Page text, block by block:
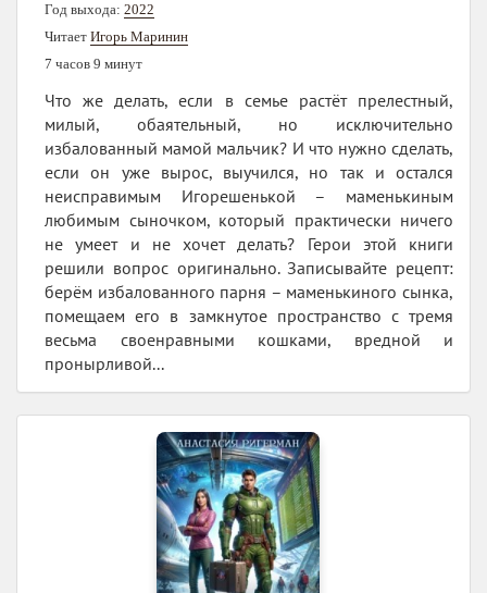
Год выхода: 2022
Читает Игорь Маринин
7 часов 9 минут
Что же делать, если в семье растёт прелестный,
милый, обаятельный, но исключительно
избалованный мамой мальчик? И что нужно сделать,
если он уже вырос, выучился, но так и остался
неисправимым Игорешенькой – маменькиным
любимым сыночком, который практически ничего
не умеет и не хочет делать? Герои этой книги
решили вопрос оригинально. Записывайте рецепт:
берём избалованного парня – маменькиного сынка,
помещаем его в замкнутое пространство с тремя
весьма своенравными кошками, вредной и
пронырливой...